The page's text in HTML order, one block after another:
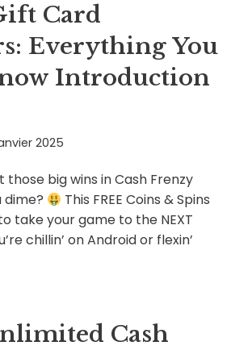
Card
Everything You
Introduction
2025
those big wins in Cash Frenzy
dime?
This FREE Coins & Spins
take your game to the NEXT
chillin’ on Android or flexin’
Cash